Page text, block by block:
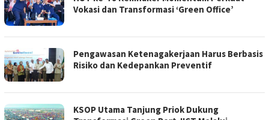
Vokasi dan Transformasi ‘Green Office’
Pengawasan Ketenagakerjaan Harus Berbasis
Risiko dan Kedepankan Preventif
KSOP Utama Tanjung Priok Dukung